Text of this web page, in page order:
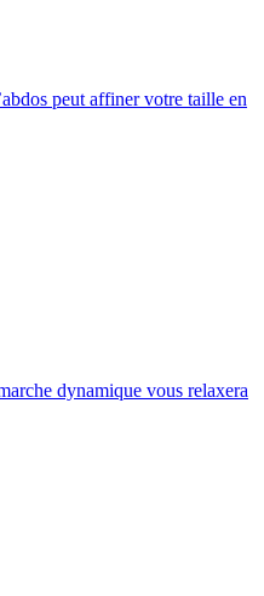
peut affiner votre taille en
dynamique vous relaxera